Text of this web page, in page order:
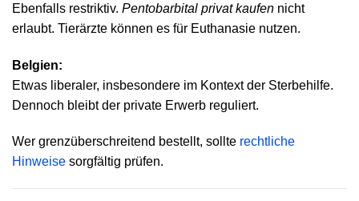
Ebenfalls restriktiv. Pentobarbital privat kaufen nicht
erlaubt. Tierärzte können es für Euthanasie nutzen.
Belgien:
Etwas liberaler, insbesondere im Kontext der Sterbehilfe.
Dennoch bleibt der private Erwerb reguliert.
Wer grenzüberschreitend bestellt, sollte rechtliche
Hinweise sorgfältig prüfen.